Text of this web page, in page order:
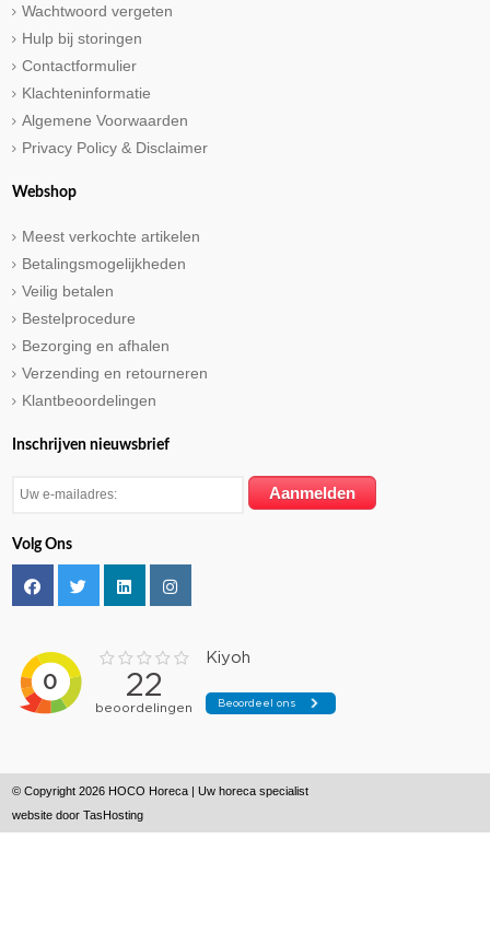
Wachtwoord vergeten
Hulp bij storingen
Contactformulier
Klachteninformatie
Algemene Voorwaarden
Privacy Policy & Disclaimer
Webshop
Meest verkochte artikelen
Betalingsmogelijkheden
Veilig betalen
Bestelprocedure
Bezorging en afhalen
Verzending en retourneren
Klantbeoordelingen
Inschrijven nieuwsbrief
Volg Ons
© Copyright 2026 HOCO Horeca | Uw horeca specialist
website doorTasHosting